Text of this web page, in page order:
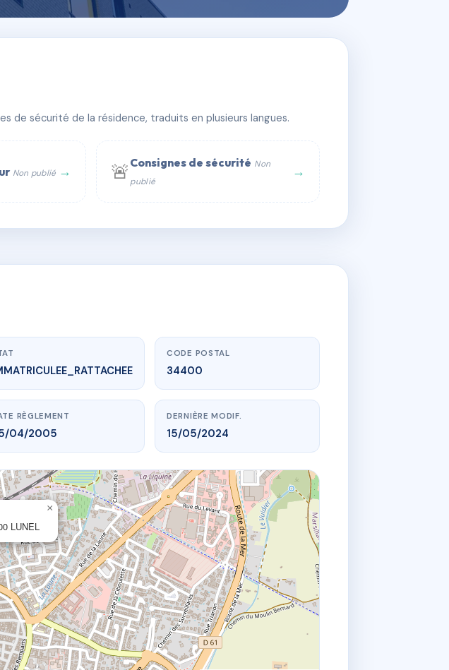
sécurité de la résidence, traduits en plusieurs langues.
Non publié → 🚨 Consignes de sécurité Non
publié
→
CODE POSTAL
34400
RÈGLEMENT
04/2005
DERNIÈRE MODIF.
15/05/2024
LUNEL
×